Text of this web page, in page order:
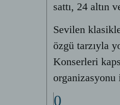
sattı, 24 altın
Sevilen
özgü tarzıyla
Konserleri
organizasyonu
0